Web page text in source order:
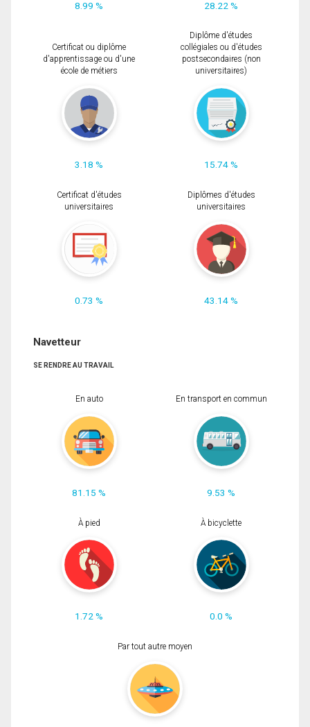
8.99 % 28.22 %
Certificat ou diplôme
d'apprentissage ou d'une
école de métiers
3.18 %
Diplôme d'études
collégiales ou d'études
postsecondaires (non
universitaires)
15.74 %
Certificat d'études
universitaires
0.73 %
Diplômes d'études
universitaires
43.14 %
Navetteur
SE RENDRE AU TRAVAIL
En auto
81.15 %
En transport en commun
9.53 %
À pied
1.72 %
À bicyclette
0.0 %
Par tout autre moyen